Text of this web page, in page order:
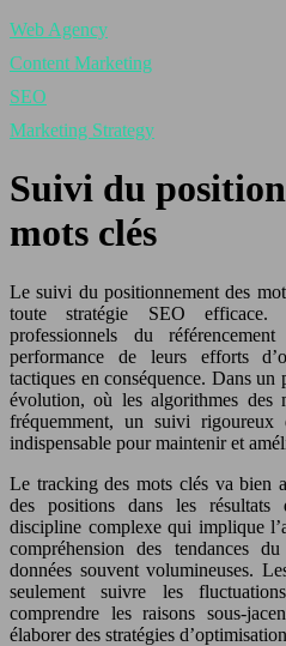
Web Agency
Content Marketing
SEO
Marketing Strategy
Suivi du
mots clés
Le suivi du positionnement des
toute stratégie SEO
professionnels du
performance de leurs efforts
tactiques en conséquence. Dans un
évolution, où les algorithmes des
fréquemment, un suivi rigoureux
indispensable pour maintenir et
Le tracking des mots clés va bien
des positions dans les résultats
discipline complexe qui implique
compréhension des tendances
données souvent volumineuses.
seulement suivre les
comprendre les raisons sous-
élaborer des stratégies